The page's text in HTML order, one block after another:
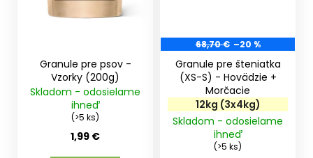
Granule pre psov -
Vzorky (200g)
Skladom - odosielame
ihneď
(>5 ks)
1,99 €
68,70 € –20 %
Granule pre šteniatka
(XS-S) - Hovädzie +
12kg (3x4kg)
Skladom - odosielame
ihneď
(>5 ks)